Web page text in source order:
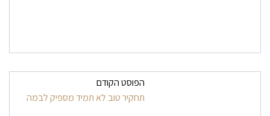
הפוסט הקודם
תחקיר טוב לא תמיד מספיק לבמה